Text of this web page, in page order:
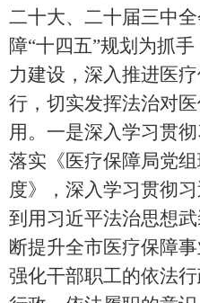
二十大、二十届三中
障“十四五”规划为抓
力建设，深入推进医
行，切实发挥法治对
用。一是深入学习贯
落实《医疗保障局党
度》，深入学习贯彻
到用习近平法治思想
断提升全市医疗保障
强化干部职工的依法